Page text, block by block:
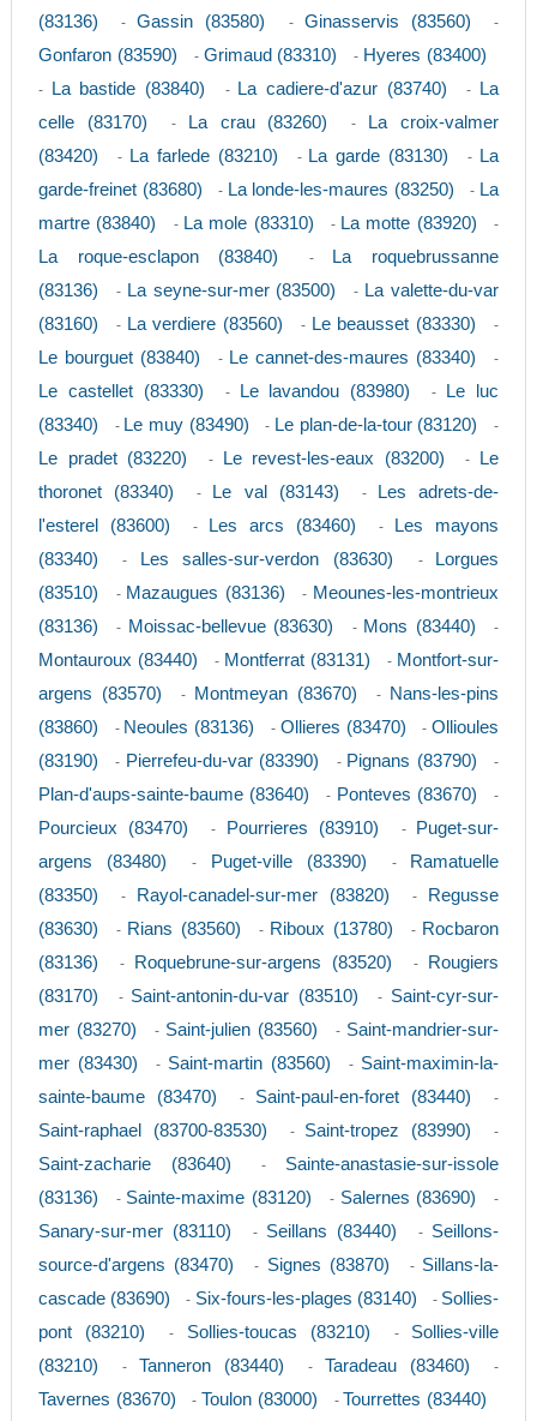
(83136)
-Gassin (83580) - Ginasservis (83560) -
Gonfaron (83590) - Grimaud (83310) - Hyeres (83400)
- La bastide (83840) - La cadiere-d'azur (83740) -
La
celle (83170)
- La crau (83260) -
La croix-valmer
(83420)
- La farlede (83210) - La garde (83130) - La
garde-freinet (83680)
- La londe-les-maures (83250) - La
martre (83840)
- La mole (83310) - La motte (83920) -
La roque-esclapon (83840) -
La roquebrussanne
(83136)
- La seyne-sur-mer (83500) - La valette-du-var
(83160)
- La verdiere (83560) - Le beausset (83330) -
Le bourguet (83840) - Le cannet-des-maures (83340) -
Le castellet (83330) - Le lavandou (83980) -
Le luc
(83340)
- Le muy (83490) - Le plan-de-la-tour (83120) -
Le pradet (83220) - Le revest-les-eaux (83200) -
Le
thoronet (83340)
- Le val (83143) -
Les adrets-de-
l'esterel (83600)
- Les arcs (83460) -
Les mayons
(83340)
- Les salles-sur-verdon (83630) -
Lorgues
(83510)
- Mazaugues (83136) - Meounes-les-montrieux
(83136)
- Moissac-bellevue (83630) - Mons (83440) -
Montauroux (83440) - Montferrat (83131) - Montfort-sur-
argens (83570)
- Montmeyan (83670) -
Nans-les-pins
(83860)
- Neoules (83136) - Ollieres (83470) -Ollioules
(83190)
- Pierrefeu-du-var (83390) - Pignans (83790) -
Plan-d'aups-sainte-baume (83640) - Ponteves (83670) -
Pourcieux (83470) - Pourrieres (83910) -
Puget-sur-
argens (83480)
- Puget-ville (83390) -
Ramatuelle
(83350)
- Rayol-canadel-sur-mer (83820) -
Regusse
(83630)
- Rians (83560) - Riboux (13780) - Rocbaron
(83136)
- Roquebrune-sur-argens (83520) -
Rougiers
(83170)
- Saint-antonin-du-var (83510) - Saint-cyr-sur-
mer (83270)
- Saint-julien (83560) - Saint-mandrier-sur-
mer (83430)
- Saint-martin (83560) - Saint-maximin-la-
sainte-baume (83470)
- Saint-paul-en-foret (83440) -
Saint-raphael (83700-83530) - Saint-tropez (83990) -
Saint-zacharie (83640) - Sainte-anastasie-sur-issole
(83136)
- Sainte-maxime (83120) - Salernes (83690) -
Sanary-sur-mer (83110) - Seillans (83440) - Seillons-
source-d'argens (83470)
- Signes (83870) - Sillans-la-
cascade (83690)
- Six-fours-les-plages (83140) - Sollies-
pont (83210)
- Sollies-toucas (83210) - Sollies-ville
(83210)
- Tanneron (83440) - Taradeau (83460) -
Tavernes (83670) - Toulon (83000) - Tourrettes (83440)